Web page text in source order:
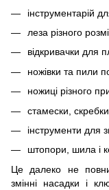
інструментарій
леза різного
відкривачки для
ножівки та пили
ножиці різного
стамески, скребки
інструменти для
штопори, шила і
Це далеко не
змінні насадки і